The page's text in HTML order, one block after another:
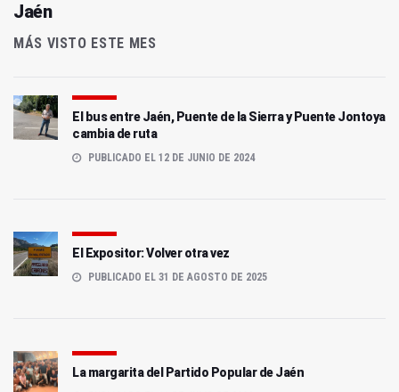
Jaén
MÁS VISTO ESTE MES
El bus entre Jaén, Puente de la Sierra y Puente Jontoya
cambia de ruta
PUBLICADO EL 12 DE JUNIO DE 2024
El Expositor: Volver otra vez
PUBLICADO EL 31 DE AGOSTO DE 2025
La margarita del Partido Popular de Jaén